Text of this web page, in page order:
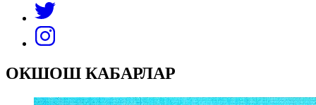
ОКШОШ КАБАРЛАР